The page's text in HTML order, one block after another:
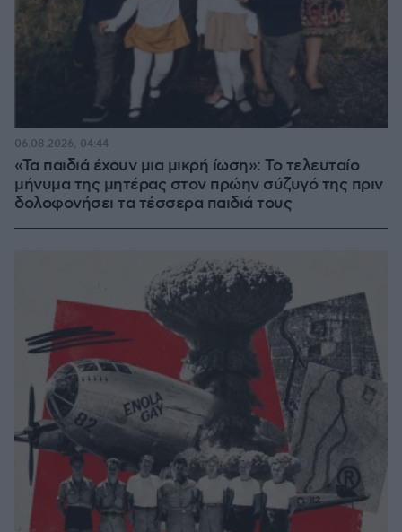
«Τα παιδιά έχουν μια μικρή ίωση»: Το τελευταίο
μήνυμα της μητέρας στον πρώην σύζυγό της πριν
δολοφονήσει τα τέσσερα παιδιά τους
06.08.2026, 04:44